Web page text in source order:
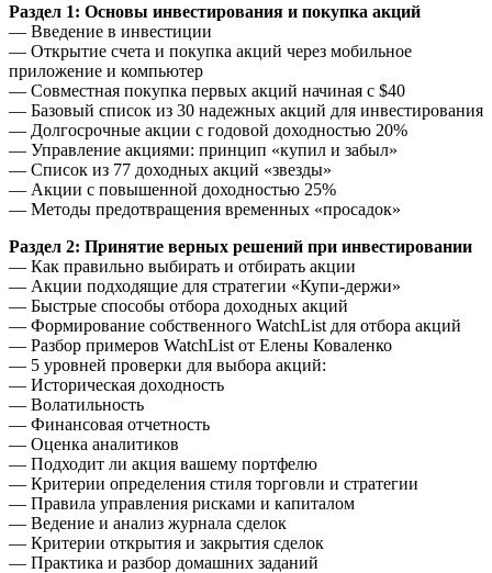
Раздел 1: Основы инвестирования и покупка акций
— Введение в инвестиции
— Открытие счета и покупка акций через мобильное
приложение и компьютер
— Совместная покупка первых акций начиная с $40
— Базовый список из 30 надежных акций для инвестирования
— Долгосрочные акции с годовой доходностью 20%
— Управление акциями: принцип «купил и забыл»
— Список из 77 доходных акций «звезды»
— Акции с повышенной доходностью 25%
— Методы предотвращения временных «просадок»
Раздел 2: Принятие верных решений при инвестировании
— Как правильно выбирать и отбирать акции
— Акции подходящие для стратегии «Купи-держи»
— Быстрые способы отбора доходных акций
— Формирование собственного WatchList для отбора акций
— Разбор примеров WatchList от Елены Коваленко
— 5 уровней проверки для выбора акций:
— Историческая доходность
— Волатильность
— Финансовая отчетность
— Оценка аналитиков
— Подходит ли акция вашему портфелю
— Критерии определения стиля торговли и стратегии
— Правила управления рисками и капиталом
— Ведение и анализ журнала сделок
— Критерии открытия и закрытия сделок
— Практика и разбор домашних заданий